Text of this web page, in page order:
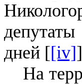
дней [[iv]
На